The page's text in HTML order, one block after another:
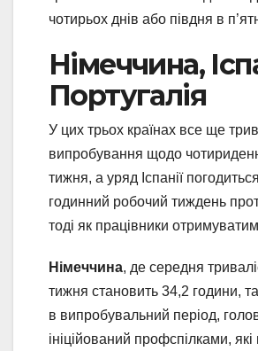
чотирьох днів або півдня в
Німеччина,
Португалія
У цих трьох країнах все ще
випробування щодо
тижня, а уряд Іспанії
годинний робочий тиждень
тоді як працівники
Німеччина, де середня
тижня становить 34,2 години,
в випробувальний період,
ініційований профспілками,